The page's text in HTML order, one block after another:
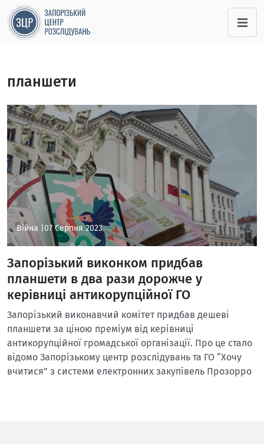
планшети
Війна | 07 Серпня 2023
Запорізький виконком придбав
планшети в два рази дорожче у
керівниці антикорупційної ГО
Запорізький виконавчий комітет придбав дешеві
планшети за ціною преміум від керівниці
антикорупційної громадської організації. Про це стало
відомо Запорізькому центр розслідувань та ГО “Хочу
вчитися” з системи електронних закупівель Прозорро